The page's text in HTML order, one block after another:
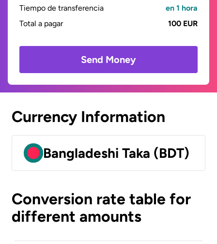
Tiempo de transferencia
en 1 hora
Total a pagar
100 EUR
Send Money
Currency Information
Bangladeshi Taka (BDT)
Conversion rate table for
different amounts